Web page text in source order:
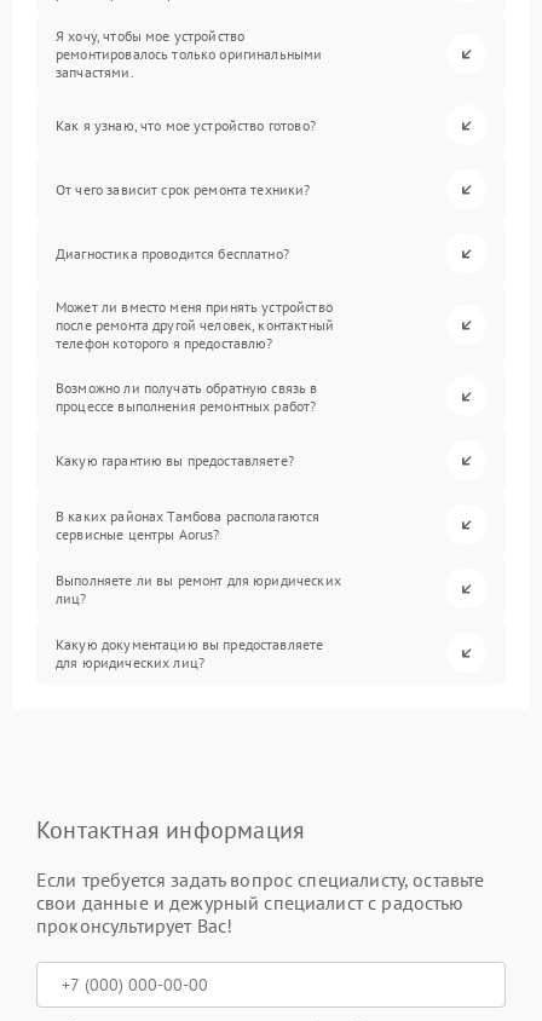
Я хочу, чтобы мое устройство
ремонтировалось только оригинальными
запчастями.
Как я узнаю, что мое устройство готово?
От чего зависит срок ремонта техники?
Диагностика проводится бесплатно?
Может ли вместо меня принять устройство
после ремонта другой человек, контактный
телефон которого я предоставлю?
Возможно ли получать обратную связь в
процессе выполнения ремонтных работ?
Какую гарантию вы предоставляете?
В каких районах Тамбова располагаются
сервисные центры Aorus?
Выполняете ли вы ремонт для юридических
лиц?
Какую документацию вы предоставляете
для юридических лиц?
Контактная информация
Если требуется задать вопрос специалисту, оставьте
свои данные и дежурный специалист с радостью
проконсультирует Вас!